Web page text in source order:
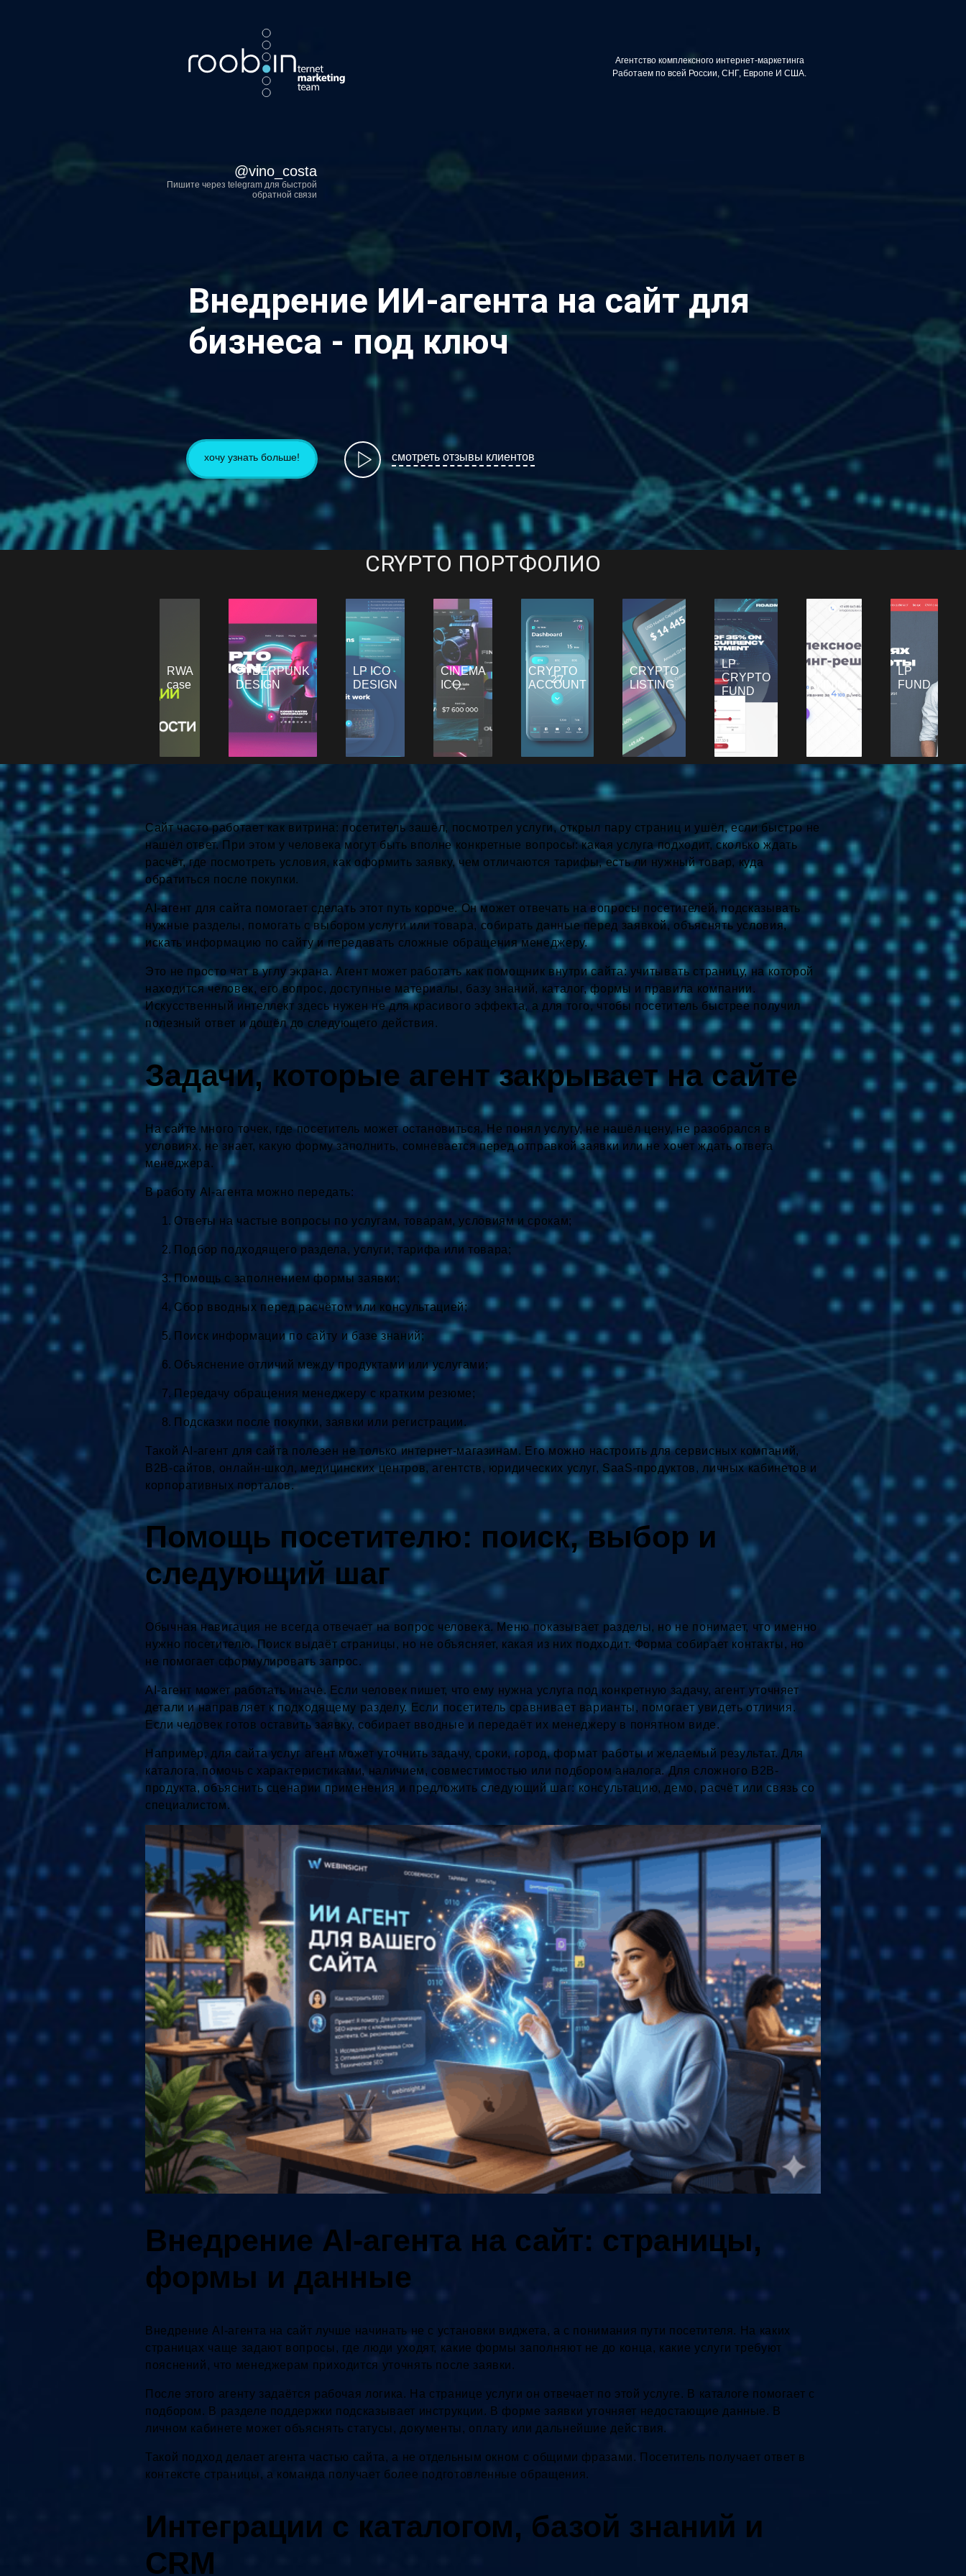
Агентство комплексного интернет-маркетинга
Работаем по всей России, СНГ, Европе И США.
@vino_costa
Пишите через telegram для быстрой
обратной связи
Внедрение ИИ-агента на сайт для
бизнеса - под ключ
хочу узнать больше! смотреть отзывы клиентов
CRYPTO ПОРТФОЛИО
RWA
case
CYBERPUNK
DESIGN
LP ICO
DESIGN
CINEMA
ICO
CRYPTO
ACCOUNT
CRYPTO
LISTING
LP
CRYPTO
FUND
LP
MINING
LP
FUND
Сайт часто работает как витрина: посетитель зашёл, посмотрел услуги, открыл пару страниц и ушёл, если быстро не
нашёл ответ. При этом у человека могут быть вполне конкретные вопросы: какая услуга подходит, сколько ждать
расчёт, где посмотреть условия, как оформить заявку, чем отличаются тарифы, есть ли нужный товар, куда
обратиться после покупки.
AI-агент для сайта помогает сделать этот путь короче. Он может отвечать на вопросы посетителей, подсказывать
нужные разделы, помогать с выбором услуги или товара, собирать данные перед заявкой, объяснять условия,
искать информацию по сайту и передавать сложные обращения менеджеру.
Это не просто чат в углу экрана. Агент может работать как помощник внутри сайта: учитывать страницу, на которой
находится человек, его вопрос, доступные материалы, базу знаний, каталог, формы и правила компании.
Искусственный интеллект здесь нужен не для красивого эффекта, а для того, чтобы посетитель быстрее получил
полезный ответ и дошёл до следующего действия.
Задачи, которые агент закрывает на сайте
На сайте много точек, где посетитель может остановиться. Не понял услугу, не нашёл цену, не разобрался в
условиях, не знает, какую форму заполнить, сомневается перед отправкой заявки или не хочет ждать ответа
менеджера.
В работу AI-агента можно передать:
Ответы на частые вопросы по услугам, товарам, условиям и срокам;
Подбор подходящего раздела, услуги, тарифа или товара;
Помощь с заполнением формы заявки;
Сбор вводных перед расчётом или консультацией;
Поиск информации по сайту и базе знаний;
Объяснение отличий между продуктами или услугами;
Передачу обращения менеджеру с кратким резюме;
Подсказки после покупки, заявки или регистрации.
Такой AI-агент для сайта полезен не только интернет-магазинам. Его можно настроить для сервисных компаний,
B2B-сайтов, онлайн-школ, медицинских центров, агентств, юридических услуг, SaaS-продуктов, личных кабинетов и
корпоративных порталов.
Помощь посетителю: поиск, выбор и
следующий шаг
Обычная навигация не всегда отвечает на вопрос человека. Меню показывает разделы, но не понимает, что именно
нужно посетителю. Поиск выдаёт страницы, но не объясняет, какая из них подходит. Форма собирает контакты, но
не помогает сформулировать запрос.
AI-агент может работать иначе. Если человек пишет, что ему нужна услуга под конкретную задачу, агент уточняет
детали и направляет к подходящему разделу. Если посетитель сравнивает варианты, помогает увидеть отличия.
Если человек готов оставить заявку, собирает вводные и передаёт их менеджеру в понятном виде.
Например, для сайта услуг агент может уточнить задачу, сроки, город, формат работы и желаемый результат. Для
каталога, помочь с характеристиками, наличием, совместимостью или подбором аналога. Для сложного B2B-
продукта, объяснить сценарии применения и предложить следующий шаг: консультацию, демо, расчёт или связь со
специалистом.
Внедрение AI-агента на сайт: страницы,
формы и данные
Внедрение AI-агента на сайт лучше начинать не с установки виджета, а с понимания пути посетителя. На каких
страницах чаще задают вопросы, где люди уходят, какие формы заполняют не до конца, какие услуги требуют
пояснений, что менеджерам приходится уточнять после заявки.
После этого агенту задаётся рабочая логика. На странице услуги он отвечает по этой услуге. В каталоге помогает с
подбором. В разделе поддержки подсказывает инструкции. В форме заявки уточняет недостающие данные. В
личном кабинете может объяснять статусы, документы, оплату или дальнейшие действия.
Такой подход делает агента частью сайта, а не отдельным окном с общими фразами. Посетитель получает ответ в
контексте страницы, а команда получает более подготовленные обращения.
Интеграции с каталогом, базой знаний и
CRM
Хотите также? Пишите в телеграм:
5из10